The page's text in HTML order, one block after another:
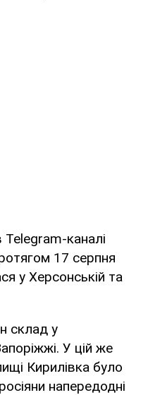
каналі
17 серпня
у Херсонській та
склад у
У цій же
Кирилівка було
напередодні